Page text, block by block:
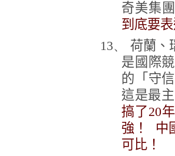
奇美集
到底要
13、
荷蘭、
是國際
的「守
這是最
搞了20
強！ 中
可比！